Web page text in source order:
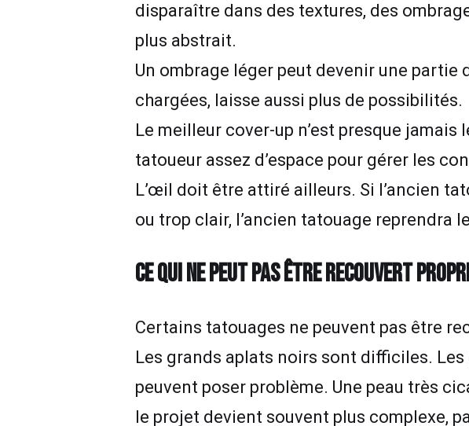
disparaître dans des textures, des
plus abstrait.
Un ombrage léger peut devenir une
chargées, laisse aussi plus de possibilités.
Le meilleur cover-up n’est presque
tatoueur assez d’espace pour gérer les
L’œil doit être attiré ailleurs. Si l’ancien
ou trop clair, l’ancien tatouage reprendra
CE QUI NE PEUT PAS ÊTRE RECOUVERT
Certains tatouages ne peuvent pas être
Les grands aplats noirs sont difficiles.
peuvent poser problème. Une peau très
le projet devient souvent plus complexe,